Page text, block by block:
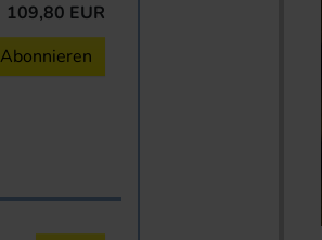
109,80 EUR
Abonnieren